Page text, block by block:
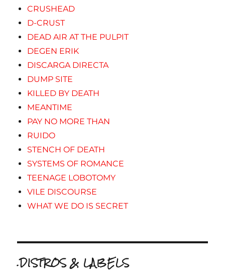
CRUSHEAD
D-CRUST
DEAD AIR AT THE PULPIT
DEGEN ERIK
DISCARGA DIRECTA
DUMP SITE
KILLED BY DEATH
MEANTIME
PAY NO MORE THAN
RUIDO
STENCH OF DEATH
SYSTEMS OF ROMANCE
TEENAGE LOBOTOMY
VILE DISCOURSE
WHAT WE DO IS SECRET
.DISTROS & LABELS